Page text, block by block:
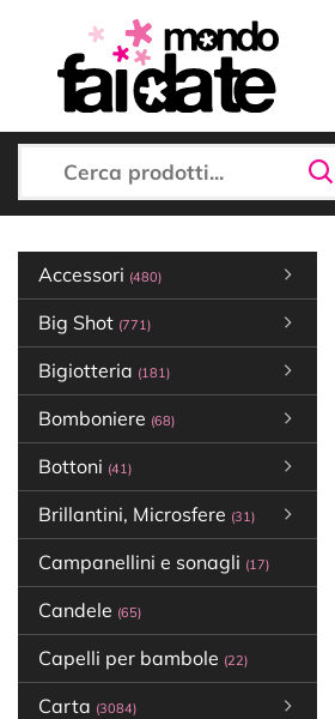
Accessori (480)
Big Shot (771)
Bigiotteria (181)
Bomboniere (68)
Bottoni (41)
Brillantini, Microsfere (31)
Campanellini e sonagli (17)
Candele (65)
Capelli per bambole (22)
Carta (3084)